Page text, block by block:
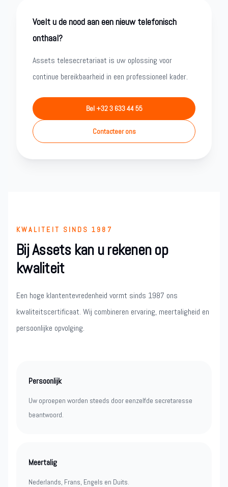
Voelt u de nood aan een nieuw telefonisch
onthaal?
Assets telesecretariaat is uw oplossing voor
continue bereikbaarheid in een professioneel kader.
Bel +32 3 633 44 55
Contacteer ons
KWALITEIT SINDS 1987
Bij Assets kan u rekenen op
kwaliteit
Een hoge klantentevredenheid vormt sinds 1987 ons
kwaliteitscertificaat. Wij combineren ervaring, meertaligheid en
persoonlijke opvolging.
Persoonlijk
Uw oproepen worden steeds door eenzelfde secretaresse
beantwoord.
Meertalig
Nederlands, Frans, Engels en Duits.